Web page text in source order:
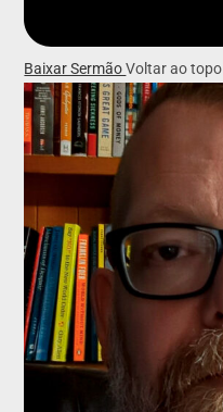
Baixar SermãoVoltar ao topo